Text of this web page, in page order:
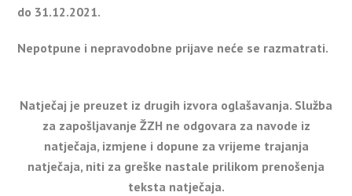
do 31.12.2021.
Nepotpune i nepravodobne prijave neće se razmatrati.
Natječaj je preuzet iz drugih izvora oglašavanja. Služba
za zapošljavanje ŽZH ne odgovara za navode iz
natječaja, izmjene i dopune za vrijeme trajanja
natječaja, niti za greške nastale prilikom prenošenja
teksta natječaja.